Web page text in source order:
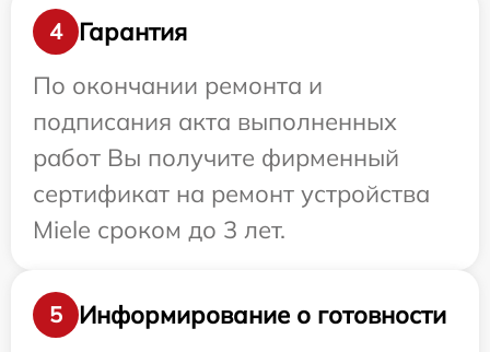
4
Гарантия
По окончании ремонта и
подписания акта выполненных
работ Вы получите фирменный
сертификат на ремонт устройства
Miele сроком до 3 лет.
5
Информирование о готовности